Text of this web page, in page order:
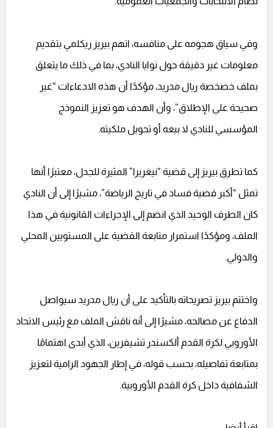
وفي سياق هجومه على منافسه، اتهم بيريز ريكلمي بتقديم
معلومات غير دقيقة حول نوايا النادي، بما في ذلك ما يتعلق
بملف خصخصة ريال مدريد، مؤكدًا أن هذه الادعاءات “غير
صحيحة على الإطلاق”، وأن الهدف هو تعزيز النموذج
المؤسسي للنادي لا بيعه أو تحويل ملكيته.
كما تطرق بيريز إلى قضية “نيغريرا” المثيرة للجدل، معتبرًا أنها
تمثل “أكبر قضية فساد في تاريخ الرياضة”، مشيرًا إلى أن النادي
كان الطرف الوحيد الذي انضم إلى الإجراءات القانونية في هذا
الملف، ومؤكدًا استمرار متابعة القضية على المستويين المحلي
والدولي.
واختتم بيريز تصريحاته بالتأكيد على أن ريال مدريد سيواصل
الدفاع عن مصالحه، مشيرًا إلى أنه ناقش الملف مع رئيس الاتحاد
الأوروبي لكرة القدم ألكسندر تشيفرين، الذي أبدى اهتمامًا
بمتابعة تفاصيله، بحسب قوله، في إطار الجهود الرامية لتعزيز
الشفافية داخل كرة القدم الأوروبية.